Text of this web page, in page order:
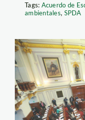
Tags: Acuerdo de
ambientales, SPDA